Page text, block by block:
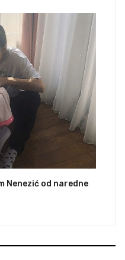
Nenezić od naredne